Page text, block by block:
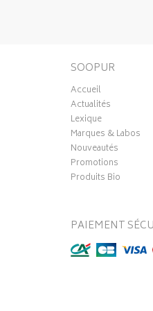
SOOPUR
Accueil
Actualités
Lexique
Marques & Labos
Nouveautés
Promotions
Produits Bio
PAIEMENT